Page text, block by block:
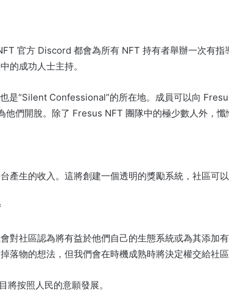
官方 Discord 都會為所有 NFT 持有者舉辦一次有指
的成功人士主持。
是“Silent Confessional”的所在地。
成員可以向
們開脫。 除了 Fresus NFT 團隊中的極少數人外，
產生的收入。 這將創建一個透明的獎勵系統，社區可
對社區認為將有益於他們自己的生態系統或為其添加
落物的想法，但我們會在時機成熟時將決定權交給社區
將按照人民的意願發展。